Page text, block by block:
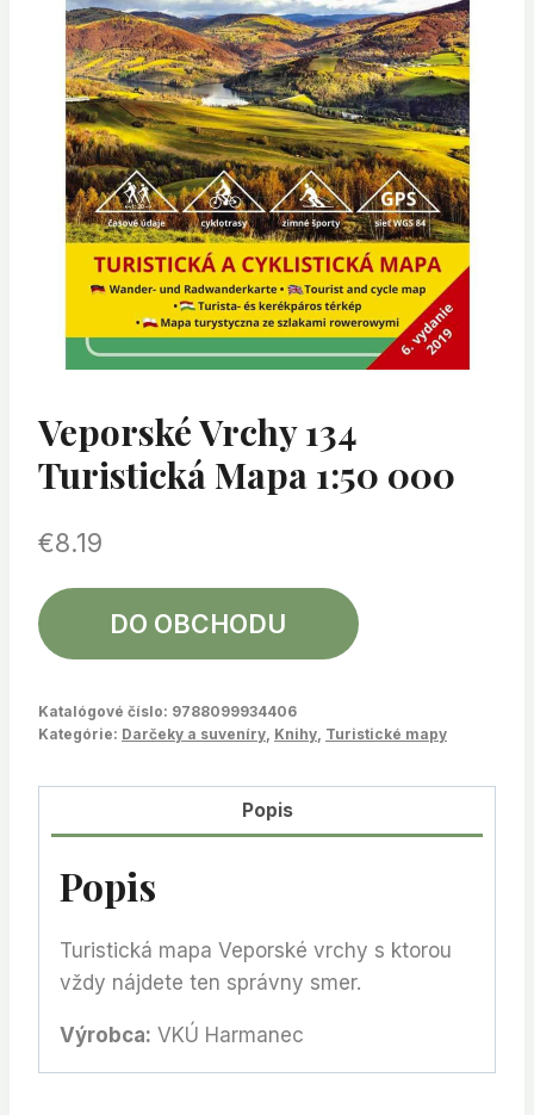
Veporské Vrchy 134
Turistická Mapa 1:50 000
€8.19
DO OBCHODU
Katalógové číslo: 9788099934406
Kategórie: Darčeky a suveníry Knihy Turistické mapy
Popis
Popis
Turistická mapa Veporské vrchy s ktorou
vždy nájdete ten správny smer.
Výrobca: VKÚ Harmanec